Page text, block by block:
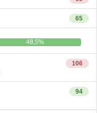
65
48,5%
106
94